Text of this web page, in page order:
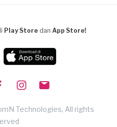
Play Store dan App Store!
Technologies, All rights